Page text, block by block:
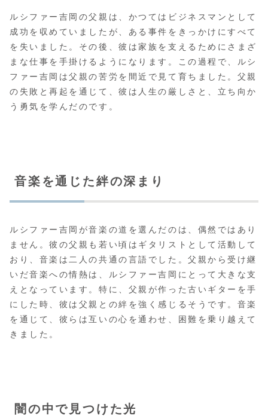
ルシファー吉岡の父親は、かつてはビジネスマンとして
成功を収めていましたが、ある事件をきっかけにすべて
を失いました。その後、彼は家族を支えるためにさまざ
まな仕事を手掛けるようになります。この過程で、ルシ
ファー吉岡は父親の苦労を間近で見て育ちました。父親
の失敗と再起を通じて、彼は人生の厳しさと、立ち向か
う勇気を学んだのです。
音楽を通じた絆の深まり
ルシファー吉岡が音楽の道を選んだのは、偶然ではあり
ません。彼の父親も若い頃はギタリストとして活動して
おり、音楽は二人の共通の言語でした。父親から受け継
いだ音楽への情熱は、ルシファー吉岡にとって大きな支
えとなっています。特に、父親が作った古いギターを手
にした時、彼は父親との絆を強く感じるそうです。音楽
を通じて、彼らは互いの心を通わせ、困難を乗り越えて
きました。
闇の中で見つけた光